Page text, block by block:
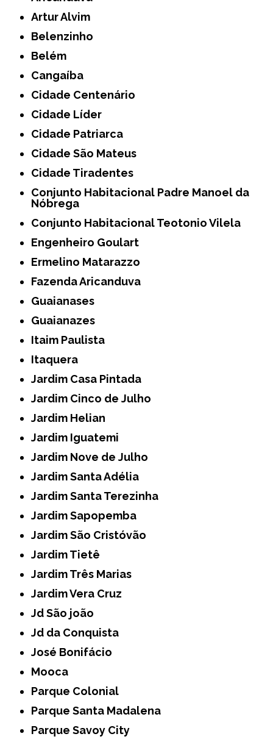
Artur Alvim
Belenzinho
Belém
Cangaíba
Cidade Centenário
Cidade Líder
Cidade Patriarca
Cidade São Mateus
Cidade Tiradentes
Conjunto Habitacional Padre Manoel da
Nóbrega
Conjunto Habitacional Teotonio Vilela
Engenheiro Goulart
Ermelino Matarazzo
Fazenda Aricanduva
Guaianases
Guaianazes
Itaim Paulista
Itaquera
Jardim Casa Pintada
Jardim Cinco de Julho
Jardim Helian
Jardim Iguatemi
Jardim Nove de Julho
Jardim Santa Adélia
Jardim Santa Terezinha
Jardim Sapopemba
Jardim São Cristóvão
Jardim Tietê
Jardim Três Marias
Jardim Vera Cruz
Jd São joão
Jd da Conquista
José Bonifácio
Mooca
Parque Colonial
Parque Santa Madalena
Parque Savoy City